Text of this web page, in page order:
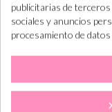
Lote de 25 tarjetas
300g, son perfectas
detalles.
manualidades de
Cantidad por lote: 25
publicitarias de
sociales y anuncios
procesamiento de